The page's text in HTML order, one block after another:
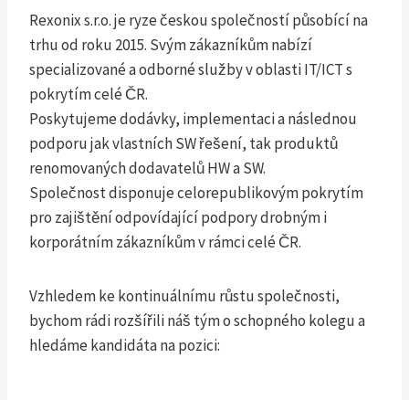
Rexonix s.r.o. je ryze českou společností působící na
trhu od roku 2015. Svým zákazníkům nabízí
specializované a odborné služby v oblasti IT/ICT s
pokrytím celé ČR.
Poskytujeme dodávky, implementaci a následnou
podporu jak vlastních SW řešení, tak produktů
renomovaných dodavatelů HW a SW.
Společnost disponuje celorepublikovým pokrytím
pro zajištění odpovídající podpory drobným i
korporátním zákazníkům v rámci celé ČR.
Vzhledem ke kontinuálnímu růstu společnosti,
bychom rádi rozšířili náš tým o schopného kolegu a
hledáme kandidáta na pozici: